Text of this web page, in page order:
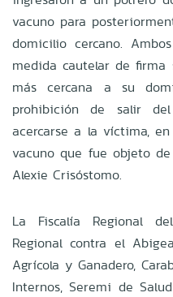
vacuno para
domicilio cercano.
medida cautelar de
más cercana a su
prohibición de salir
acercarse a la víctima,
vacuno que fue objeto
Alexie Crisóstomo.
La Fiscalía Regional
Regional contra el
Agrícola y Ganadero,
Internos, Seremi de